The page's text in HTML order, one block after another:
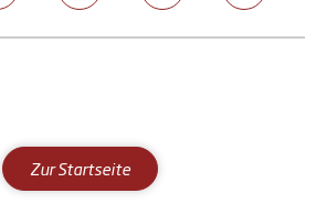
Zur Startseite